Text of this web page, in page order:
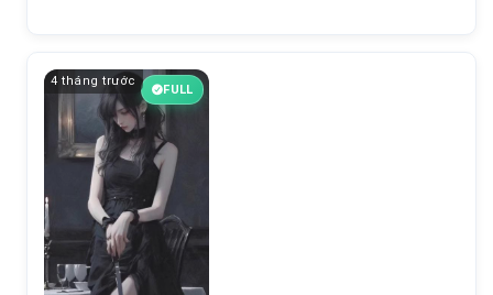
4 tháng trước
FULL